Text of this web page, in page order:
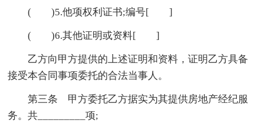
( )5.他项权利证书;编号[ ]
( )6.其他证明或资料[ ]
乙方向甲方提供的上述证明和资料，证明乙方具备
接受本合同事项委托的合法当事人。
第三条 甲方委托乙方据实为其提供房地产经纪服
务。共_________项;